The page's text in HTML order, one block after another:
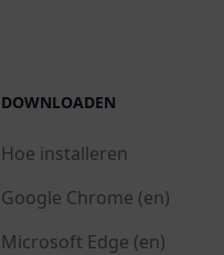
DOWNLOADEN
Hoe installeren
Google Chrome (en)
Microsoft Edge (en)